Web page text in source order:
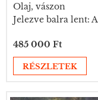
Olaj, vászon
Jelezve balra lent:
485 000 Ft
RÉSZLETEK